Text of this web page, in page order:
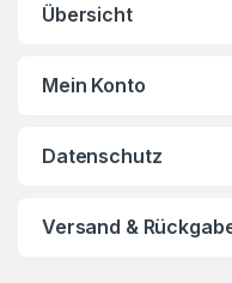
Übersicht
Mein Konto
Datenschutz
Versand &